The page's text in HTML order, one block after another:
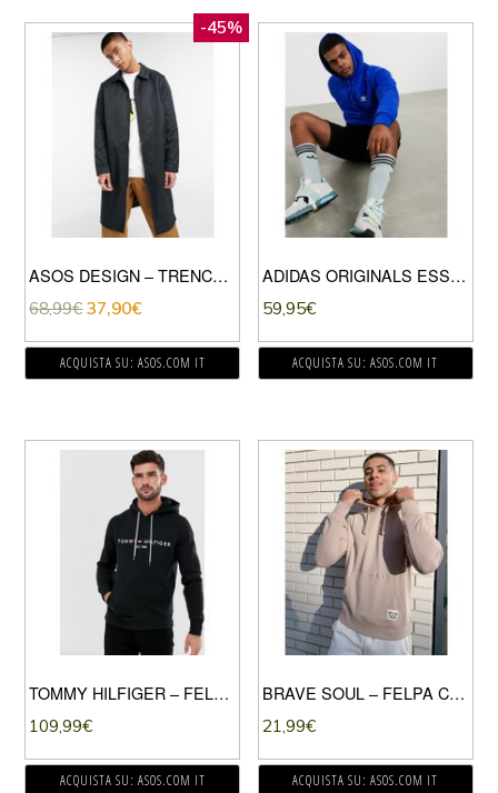
-45%
ASOS DESIGN – TRENCH OVERSIZE NERO CON ZIP
68,99€ 37,90€
ACQUISTA SU: ASOS.COM IT
ADIDAS ORIGINALS ESSENTIALS – FELPA CON CAPPUCCIO BLU
59,95€
ACQUISTA SU: ASOS.COM IT
TOMMY HILFIGER – FELPA NERA CON CAPPUCCIO E LOGO A BANDIERA RICAMATO-NERO
109,99€
ACQUISTA SU: ASOS.COM IT
BRAVE SOUL – FELPA CON CAPPUCCIO GRIGIO PIETRA
21,99€
ACQUISTA SU: ASOS.COM IT